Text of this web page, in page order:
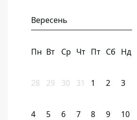
Вересень
Пн Вт Ср Чт Пт Сб Нд
28 29 30 31 1 2 3
4 5 6 7 8 9 10